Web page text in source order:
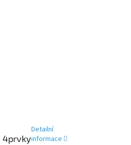
4prvky
Detailní
informace